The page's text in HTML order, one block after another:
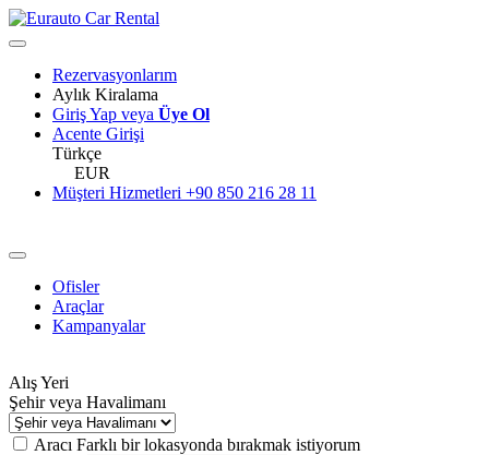
Rezervasyonlarım
Aylık Kiralama
Giriş Yap veya Üye Ol
Acente Girişi
Türkçe
EUR
Müşteri Hizmetleri +90 850 216 28 11
Ofisler
Araçlar
Kampanyalar
Alış Yeri
Şehir veya Havalimanı
Aracı Farklı bir lokasyonda bırakmak istiyorum